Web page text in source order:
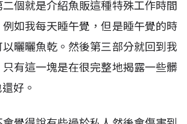
個就是介紹魚販這種特殊工作時間
如我每天睡午覺，但是睡午覺的時
曬曬魚乾。然後第三部分就回到我
有這一塊是在很完整地揭露一些髒
好。